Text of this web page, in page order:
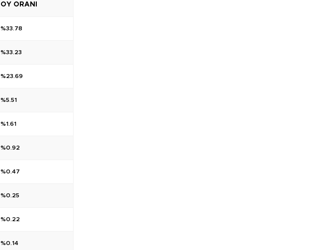
OY ORANI
%33.78
%33.23
%23.69
%5.51
%1.61
%0.92
%0.47
%0.25
%0.22
%0.14